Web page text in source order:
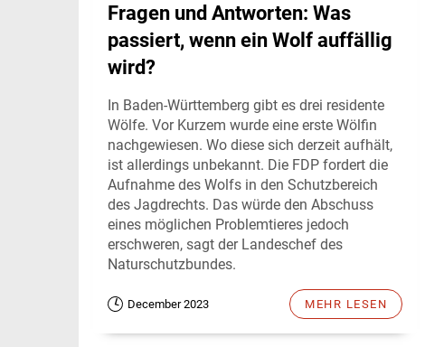
Fragen und Antworten: Was
passiert, wenn ein Wolf auffällig
wird?
In Baden-Württemberg gibt es drei residente
Wölfe. Vor Kurzem wurde eine erste Wölfin
nachgewiesen. Wo diese sich derzeit aufhält,
ist allerdings unbekannt. Die FDP fordert die
Aufnahme des Wolfs in den Schutzbereich
des Jagdrechts. Das würde den Abschuss
eines möglichen Problemtieres jedoch
erschweren, sagt der Landeschef des
Naturschutzbundes.
December 2023 MEHR LESEN